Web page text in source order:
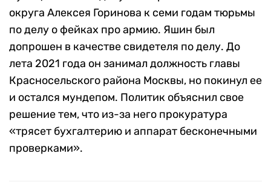
округа Алексея Горинова к семи годам тюрьмы
по делу о фейках про армию. Яшин был
допрошен в качестве свидетеля по делу. До
лета 2021 года он занимал должность главы
Красносельского района Москвы, но покинул ее
и остался мундепом. Политик объяснил свое
решение тем, что из-за него прокуратура
«трясет бухгалтерию и аппарат бесконечными
проверками».